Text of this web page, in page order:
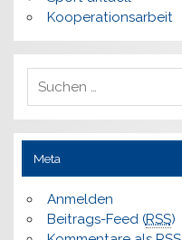
Kooperationsarbeit
Meta
Anmelden
Beitrags-Feed (RSS)